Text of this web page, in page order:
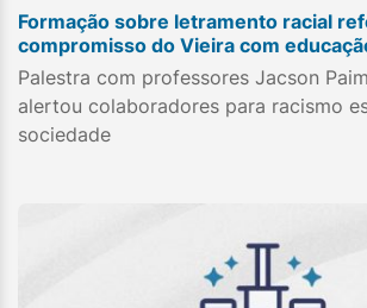
Formação sobre letramento racial
compromisso do Vieira com
Palestra com professores Jacson
alertou colaboradores para racismo
sociedade